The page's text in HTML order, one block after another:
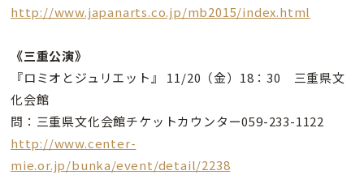
http://www.japanarts.co.jp/mb2015/index.html
《三重公演》
『ロミオとジュリエット』 11/20（金）18：30 三重県文
化会館
問：三重県文化会館チケットカウンター059-233-1122
http://www.center-
mie.or.jp/bunka/event/detail/2238